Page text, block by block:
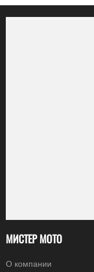
МИСТЕР МОТО
О компании